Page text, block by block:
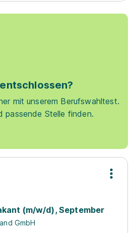
mit unserem Berufswahltest.
passende Stelle finden.
(m/w/d), September
GmbH